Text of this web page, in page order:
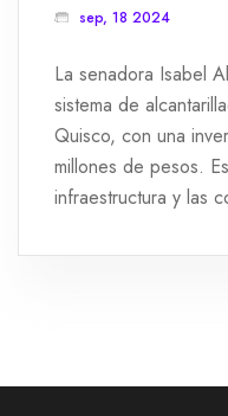
DE TRALCA
sep, 18 2024
La senadora Isabel
sistema de
Quisco, con una
millones de pesos.
infraestructura y las
los servicios